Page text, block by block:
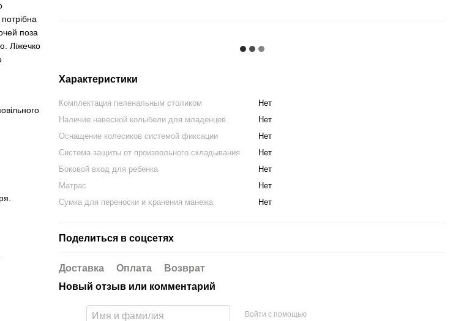
поза
Ліжечко
Характеристики
Комплектация пеленальным столиком
Нет
Наличие навесной колыбели для младенцев
Нет
Оснащение колесиков системой фиксации
Нет
Система защиты от произвольного складывания
Нет
Боковой вход для ребенка
Нет
Матрас
Нет
Сумка для переноски и хранения манежа
Нет
Поделиться в соцсетях
Доставка Оплата
Возврат
Новый отзыв или комментарий
Войти с помощью